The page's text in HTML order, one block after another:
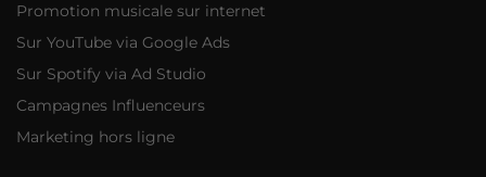
Promotion musicale sur internet
Sur YouTube via Google Ads
Sur Spotify via Ad Studio
Campagnes Influenceurs
Marketing hors ligne